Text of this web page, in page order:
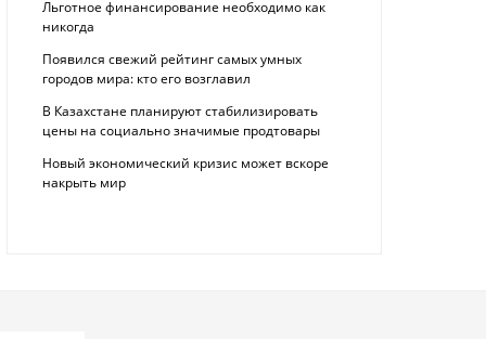
Льготное финансирование необходимо как
никогда
Появился свежий рейтинг самых умных
городов мира: кто его возглавил
В Казахстане планируют стабилизировать
цены на социально значимые продтовары
Новый экономический кризис может вскоре
накрыть мир